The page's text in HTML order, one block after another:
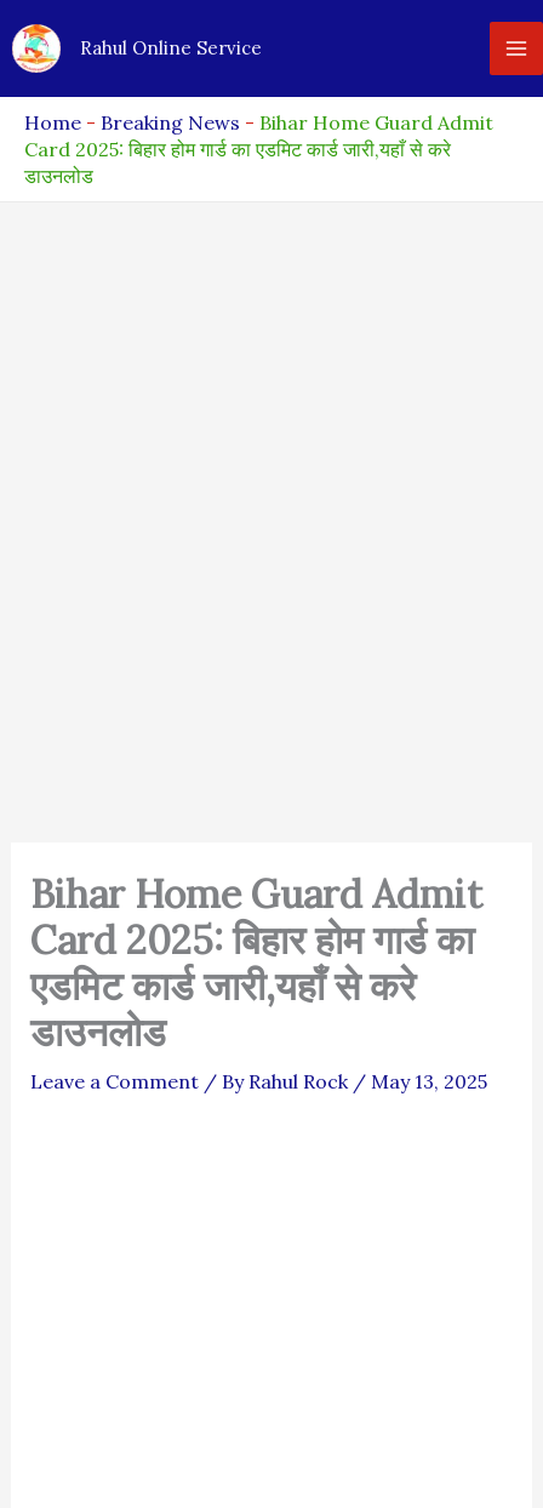
to
Rahul Online Service
Home - Breaking News - Bihar Home Guard Admit
Card 2025: बिहार होम गार्ड का एडमिट कार्ड जारी,यहाँ से करे
डाउनलोड
Bihar Home Guard Admit
Card 2025: बिहार होम गार्ड का
एडमिट कार्ड जारी,यहाँ से करे
डाउनलोड
Leave a Comment / By Rahul Rock / May 13, 2025